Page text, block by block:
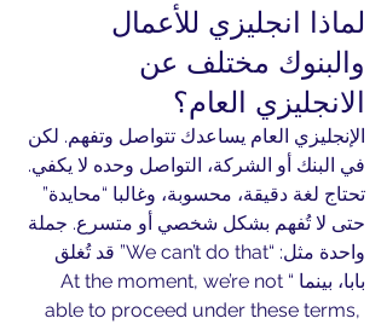
لماذا انجليزي للأعمال
والبنوك مختلف عن
الانجليزي العام؟
الإنجليزي العام يساعدك تتواصل وتفهم. لكن
في البنك أو الشركة، التواصل وحده لا يكفي.
تحتاج لغة دقيقة، محسوبة، وغالبا “محايدة”
حتى لا تُفهم بشكل شخصي أو متسرع. جملة
واحدة مثل: “We can’t do that” قد تُغلق
بابا، بينما “At the moment, we’re not
able to proceed under these terms,